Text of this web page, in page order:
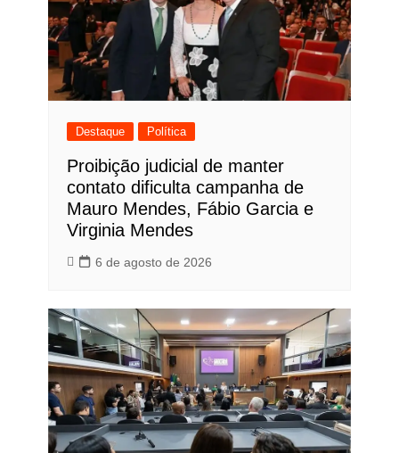
Destaque Política
Proibição judicial de manter
contato dificulta campanha de
Mauro Mendes, Fábio Garcia e
Virginia Mendes
6 de agosto de 2026